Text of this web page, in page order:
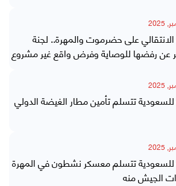
على حضرموت والمهرة.. لجنة
عن رفضها للوصاية وفرض واقع غير مشروع
تتسلم تأمين مطار الغيضة الدولي
للسعودية تتسلم معسكر نشطون في المهرة
الجيش منه